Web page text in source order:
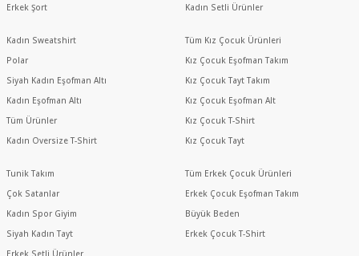
Erkek Şort
Kadın Sweatshirt
Polar
Siyah Kadın Eşofman Altı
Kadın Eşofman Altı
Tüm Ürünler
Kadın Oversize T-Shirt
Tunik Takım
Çok Satanlar
Kadın Spor Giyim
Siyah Kadın Tayt
Erkek Setli Ürünler
Kadın Setli Ürünler
Tüm Kız Çocuk Ürünleri
Kız Çocuk Eşofman Takım
Kız Çocuk Tayt Takım
Kız Çocuk Eşofman Alt
Kız Çocuk T-Shirt
Kız Çocuk Tayt
Tüm Erkek Çocuk Ürünleri
Erkek Çocuk Eşofman Takım
Büyük Beden
Erkek Çocuk T-Shirt